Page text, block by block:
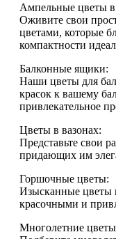
Ампельные цветы
Оживите свои
цветами, которые
компактности
Балконные ящики:
Наши цветы для
красок к вашему
привлекательное
Цветы в вазонах:
Представьте свои
придающих им
Горшочные цветы:
Изысканные цветы
красочными и
Многолетние